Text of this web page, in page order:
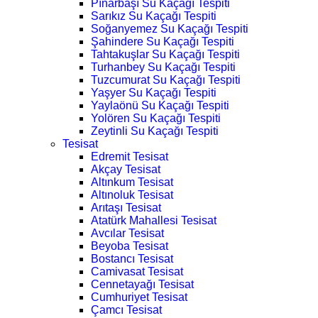
Pınarbaşı Su Kaçağı Tespiti
Sarıkız Su Kaçağı Tespiti
Soğanyemez Su Kaçağı Tespiti
Şahindere Su Kaçağı Tespiti
Tahtakuşlar Su Kaçağı Tespiti
Turhanbey Su Kaçağı Tespiti
Tuzcumurat Su Kaçağı Tespiti
Yaşyer Su Kaçağı Tespiti
Yaylaönü Su Kaçağı Tespiti
Yolören Su Kaçağı Tespiti
Zeytinli Su Kaçağı Tespiti
Tesisat
Edremit Tesisat
Akçay Tesisat
Altınkum Tesisat
Altınoluk Tesisat
Arıtaşı Tesisat
Atatürk Mahallesi Tesisat
Avcılar Tesisat
Beyoba Tesisat
Bostancı Tesisat
Camivasat Tesisat
Cennetayağı Tesisat
Cumhuriyet Tesisat
Çamcı Tesisat